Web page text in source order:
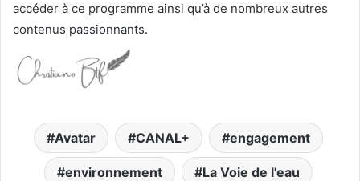
accéder à ce programme ainsi qu’à de nombreux autres
contenus passionnants.
Avatar CANAL+ engagement
environnement La Voie de l'eau